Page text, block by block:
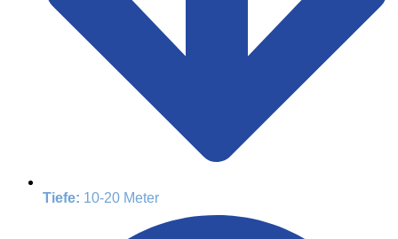
Tiefe: 10-20 Meter